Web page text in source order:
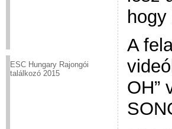
ESC Hungary Rajongói
találkozó 2015
A
OH”